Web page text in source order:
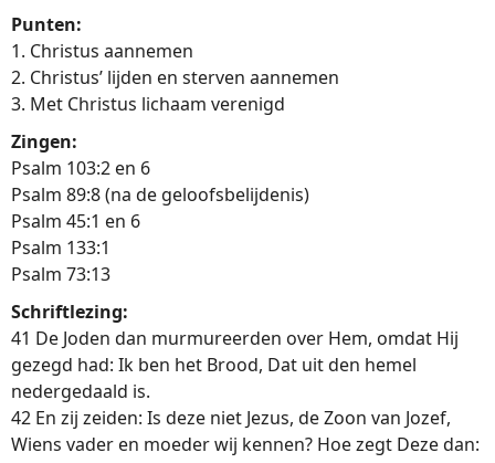
Punten:
1. Christus aannemen
2. Christus’ lijden en sterven aannemen
3. Met Christus lichaam verenigd
Zingen:
Psalm 103:2 en 6
Psalm 89:8 (na de geloofsbelijdenis)
Psalm 45:1 en 6
Psalm 133:1
Psalm 73:13
Schriftlezing:
41 De Joden dan murmureerden over Hem, omdat Hij
gezegd had: Ik ben het Brood, Dat uit den hemel
nedergedaald is.
42 En zij zeiden: Is deze niet Jezus, de Zoon van Jozef,
Wiens vader en moeder wij kennen? Hoe zegt Deze dan: